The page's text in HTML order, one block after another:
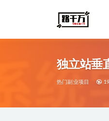
独立站垂
热门副业项目